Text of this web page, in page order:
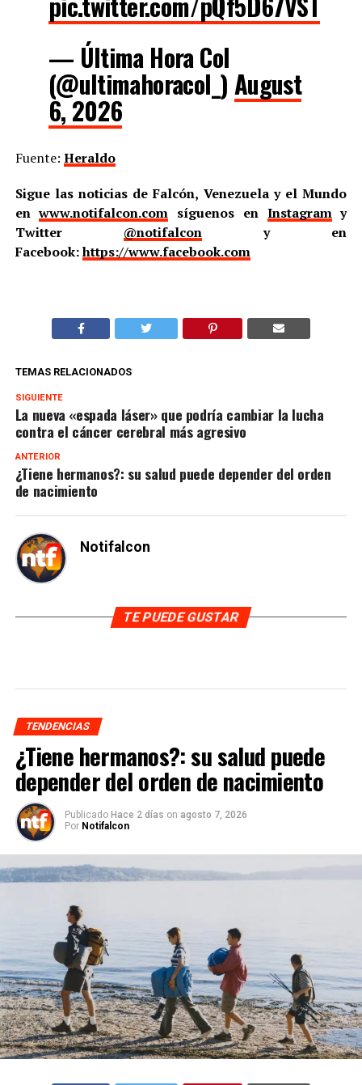
— Última Hora Col
(@ultimahoracol_) August
6, 2026
Fuente: Heraldo
Sigue las noticias de Falcón, Venezuela y el Mundo
enwww.notifalcon.com síguenos en Instagramy
Twitter @notifalcony en
Facebook:https://www.facebook.com
TEMAS RELACIONADOS
SIGUIENTE
La nueva «espada láser» que podría cambiar la lucha
contra el cáncer cerebral más agresivo
ANTERIOR
¿Tiene hermanos?: su salud puede depender del orden
de nacimiento
Notifalcon
TE PUEDE GUSTAR
TENDENCIAS
¿Tiene hermanos?: su salud puede
depender del orden de nacimiento
Publicado Hace 2 días on agosto 7, 2026
Por Notifalcon